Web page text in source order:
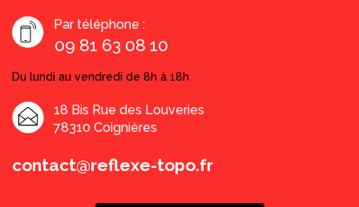
Par téléphone :
09 81 63 08 10
Du lundi au vendredi de 8h à 18h
18 Bis Rue des Louveries
78310 Coignières
contact@reflexe-topo.fr